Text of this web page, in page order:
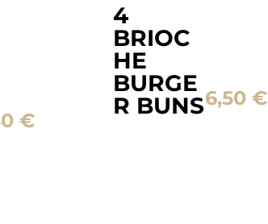
€
4
BRIOC
HE
BURGE
R BUNS6,50€